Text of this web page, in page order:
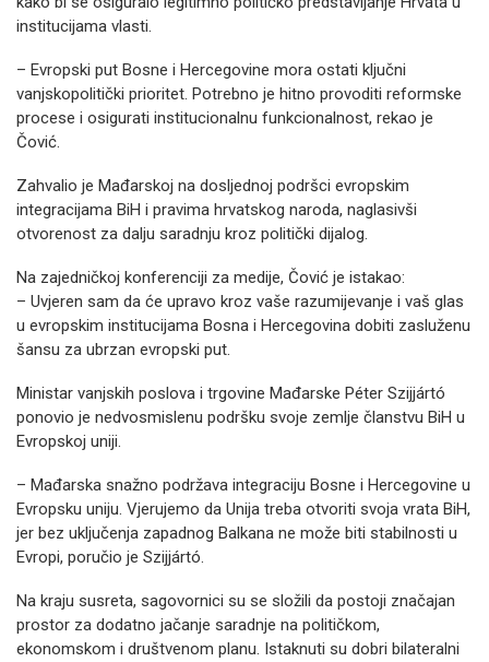
institucijama vlasti.
– Evropski put Bosne i Hercegovine mora ostati ključni
vanjskopolitički prioritet. Potrebno je hitno provoditi reformske
procese i osigurati institucionalnu funkcionalnost, rekao je
Čović.
Zahvalio je Mađarskoj na dosljednoj podršci evropskim
integracijama BiH i pravima hrvatskog naroda, naglasivši
otvorenost za dalju saradnju kroz politički dijalog.
Na zajedničkoj konferenciji za medije, Čović je istakao:
– Uvjeren sam da će upravo kroz vaše razumijevanje i vaš glas
u evropskim institucijama Bosna i Hercegovina dobiti zasluženu
šansu za ubrzan evropski put.
Ministar vanjskih poslova i trgovine Mađarske Péter Szijjártó
ponovio je nedvosmislenu podršku svoje zemlje članstvu BiH u
Evropskoj uniji.
– Mađarska snažno podržava integraciju Bosne i Hercegovine u
Evropsku uniju. Vjerujemo da Unija treba otvoriti svoja vrata BiH,
jer bez uključenja zapadnog Balkana ne može biti stabilnosti u
Evropi, poručio je Szijjártó.
Na kraju susreta, sagovornici su se složili da postoji značajan
prostor za dodatno jačanje saradnje na političkom,
ekonomskom i društvenom planu. Istaknuti su dobri bilateralni